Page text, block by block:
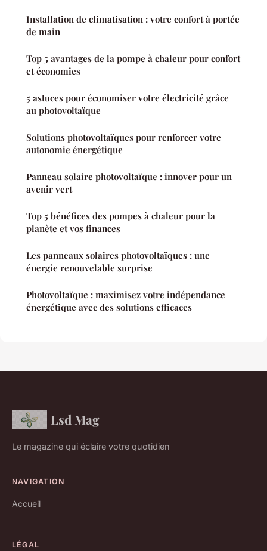
Installation de climatisation : votre confort à portée
de main
Top 5 avantages de la pompe à chaleur pour confort
et économies
5 astuces pour économiser votre électricité grâce
au photovoltaïque
Solutions photovoltaïques pour renforcer votre
autonomie énergétique
Panneau solaire photovoltaïque : innover pour un
avenir vert
Top 5 bénéfices des pompes à chaleur pour la
planète et vos finances
Les panneaux solaires photovoltaïques : une
énergie renouvelable surprise
Photovoltaïque : maximisez votre indépendance
énergétique avec des solutions efficaces
Lsd Mag
Le magazine qui éclaire votre quotidien
NAVIGATION
Accueil
LÉGAL